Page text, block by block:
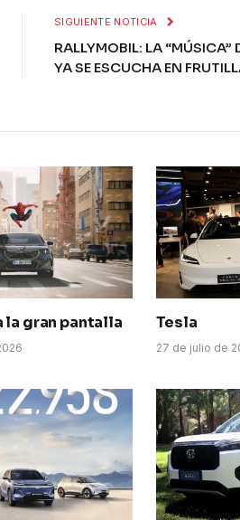
SIGUIENTE NOTICIA
RALLYMOBIL: LA “MÚSICA”
YA SE ESCUCHA EN
la gran pantalla Tesla
27 de julio de